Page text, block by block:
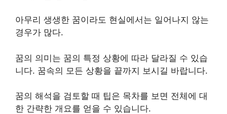
아무리 생생한 꿈이라도 현실에서는 일어나지 않는
경우가 많다.
꿈의 의미는 꿈의 특정 상황에 따라 달라질 수 있습
니다. 꿈속의 모든 상황을 끝까지 보시길 ​​바랍니다.
꿈의 해석을 검토할 때 팁은 목차를 보면 전체에 대
한 간략한 개요를 얻을 수 있습니다.